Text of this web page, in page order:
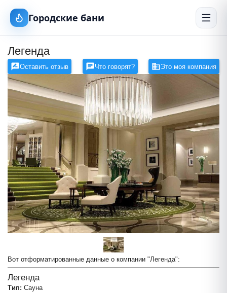
Городские бани
Легенда
Оставить отзыв Что говорят? Это моя компания
Вот отформатированные данные о компании "Легенда":
Легенда
Тип: Сауна